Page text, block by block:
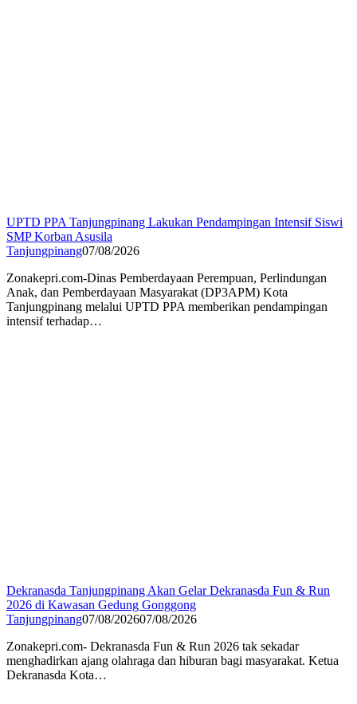
UPTD PPA Tanjungpinang Lakukan Pendampingan Intensif Siswi
SMP Korban Asusila
Tanjungpinang07/08/2026
Zonakepri.com-Dinas Pemberdayaan Perempuan, Perlindungan
Anak, dan Pemberdayaan Masyarakat (DP3APM) Kota
Tanjungpinang melalui UPTD PPA memberikan pendampingan
intensif terhadap…
Dekranasda Tanjungpinang Akan Gelar Dekranasda Fun & Run
2026 di Kawasan Gedung Gonggong
Tanjungpinang07/08/202607/08/2026
Zonakepri.com- Dekranasda Fun & Run 2026 tak sekadar
menghadirkan ajang olahraga dan hiburan bagi masyarakat. Ketua
Dekranasda Kota…